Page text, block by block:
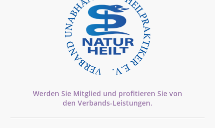
Werden Sie Mitglied und profitieren Sie von
den Verbands-Leistungen.